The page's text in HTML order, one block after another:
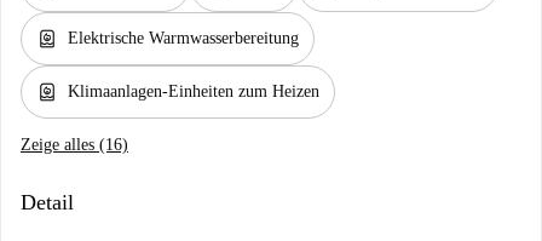
water_heater Elektrische Warmwasserbereitung
water_heater Klimaanlagen-Einheiten zum Heizen
Zeige alles (16)
Detail